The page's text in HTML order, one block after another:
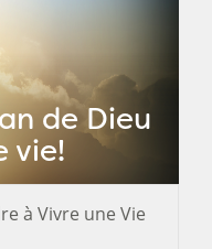
de Dieu
vie!
à Vivre une Vie